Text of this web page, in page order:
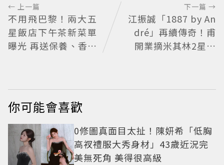
← 上一篇
不用飛巴黎！兩大五
星飯店下午茶新菜單
曝光 再送保養、香氛
下一篇 →
江振誠「1887 by An
dré」再續傳奇！甫
開業摘米其林2星、
你可能會喜歡
0修圖真面目太扯！陳妍希「低胸
高衩禮服大秀身材」43歲近況完
美無死角 美得很高級